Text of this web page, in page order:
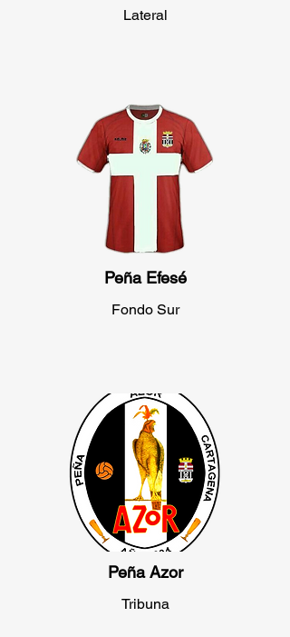
Lateral
Peña Efesé
Fondo Sur
Peña Azor
Tribuna